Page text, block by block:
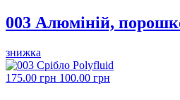
003 Алюміній,
знижка
175.00 грн 100.00 грн